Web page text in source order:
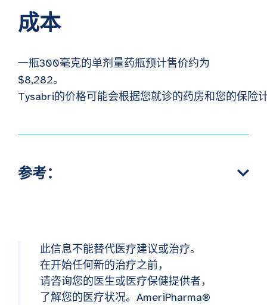
成本
一瓶300毫克的单剂量药瓶预计售价约为
$8,282。
Tysabri的价格可能会根据您就诊的药房和您的保险
参考：
此信息不能替代医疗建议或治疗。
在开始任何新的治疗之前，
请咨询您的医生或医疗保健提供者，
了解您的医疗状况。AmeriPharma®